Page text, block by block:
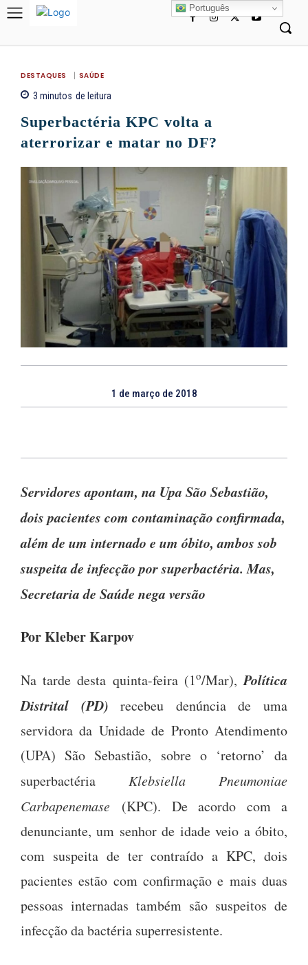
DESTAQUES SAÚDE
3 minutos de leitura
Superbactéria KPC volta a
aterrorizar e matar no DF?
1 de março de 2018
Servidores apontam, na Upa São Sebastião,
dois pacientes com contaminação confirmada,
além de um internado e um óbito, ambos sob
suspeita de infecção por superbactéria. Mas,
Secretaria de Saúde nega versão
Por Kleber Karpov
Na tarde desta quinta-feira (1o/Mar),Política
Distrital (PD) recebeu denúncia de uma
servidora da Unidade de Pronto Atendimento
(UPA) São Sebastião, sobre o ‘retorno’ da
superbactéria Klebsiella Pneumoniae
Carbapenemase (KPC). De acordo com a
denunciante, um senhor de idade veio a óbito,
com suspeita de ter contraído a KPC, dois
pacientes estão com confirmação e mais duas
pessoas internadas também são suspeitos de
infecção da bactéria superresistente.
Português